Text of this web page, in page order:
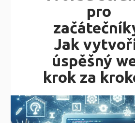
pro
Jak
úspěšný
krok za